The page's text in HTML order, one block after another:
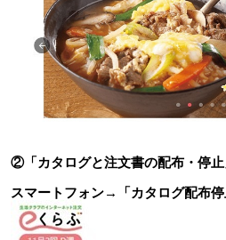
②「カタログと注文書の配布・停止
スマートフォン→「カタログ配布